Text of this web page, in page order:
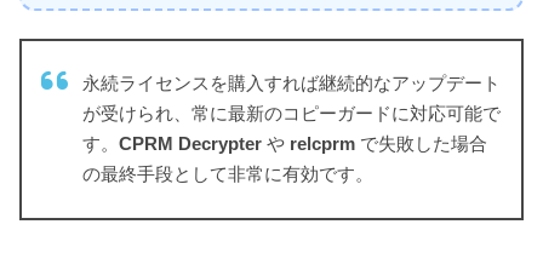
永続ライセンスを購入すれば継続的なアップデート
が受けられ、常に最新のコピーガードに対応可能で
す。 CPRM Decrypter や relcprm で失敗した場合
の最終手段として非常に有効です。